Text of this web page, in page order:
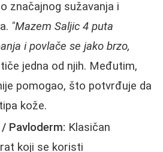
značajnog sužavanja i
"Mazem Saljic 4 puta
i povlače se jako brzo,
jedna od njih. Međutim,
pomogao, što potvrđuje da
kože.
Pavloderm: Klasičan
koji se koristi